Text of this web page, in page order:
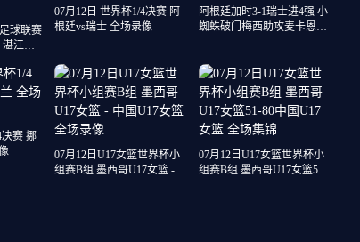
球联赛
湛江狂
07月12日 世界杯1/4决赛 阿
根廷vs瑞士 全场录像
阿根廷加时3-1瑞士进4强 小
蜘蛛破门梅西助攻麦卡恩博
赛 挪
07月12日U17女篮世界杯小
组赛B组 墨西哥U17女篮 -
07月12日U17女篮世界杯小
组赛B组 墨西哥U17女篮51-